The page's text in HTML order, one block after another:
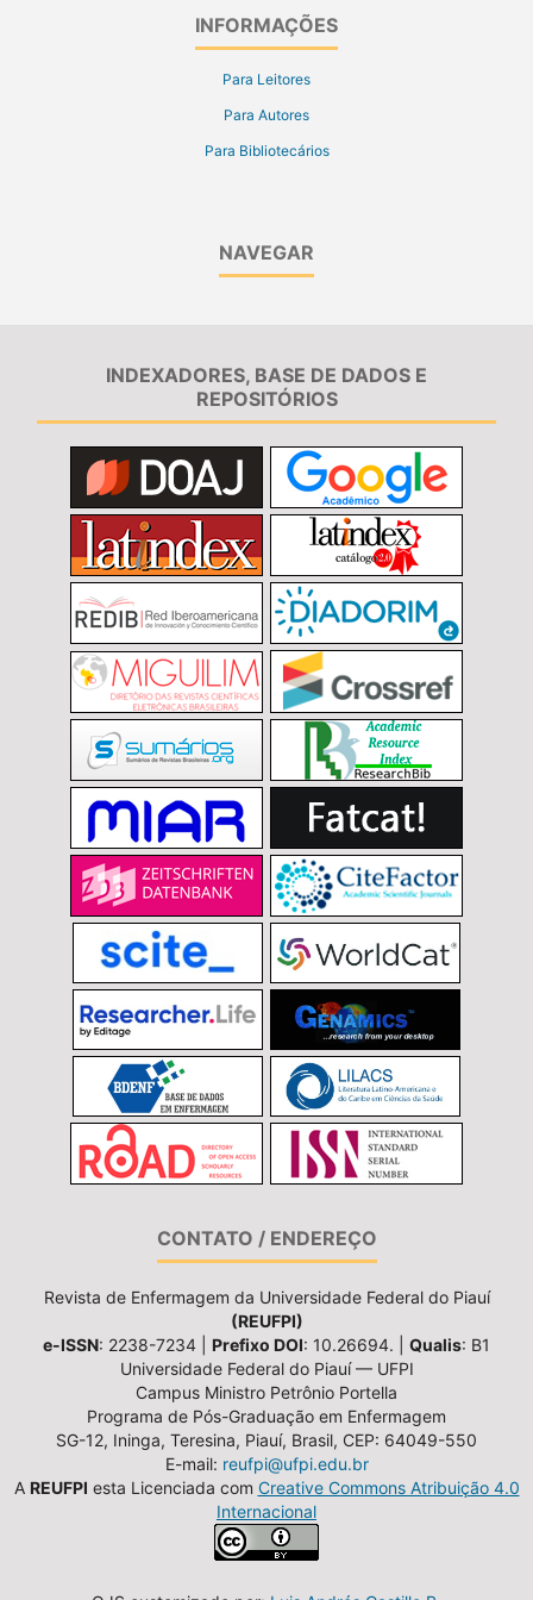
INFORMAÇÕES
Para Leitores
Para Autores
Para Bibliotecários
NAVEGAR
INDEXADORES, BASE DE DADOS E
REPOSITÓRIOS
CONTATO / ENDEREÇO
Revista de Enfermagem da Universidade Federal do Piauí
(REUFPI)
e-ISSN: 2238-7234 | Prefixo DOI: 10.26694. | Qualis: B1
Universidade Federal do Piauí — UFPI
Campus Ministro Petrônio Portella
Programa de Pós-Graduação em Enfermagem
SG-12, Ininga, Teresina, Piauí, Brasil, CEP: 64049-550
E-mail: reufpi@ufpi.edu.br
A REUFPI esta Licenciada com Creative Commons Atribuição 4.0
Internacional